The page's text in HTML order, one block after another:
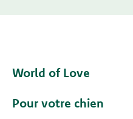
World of Love
Pour votre chien